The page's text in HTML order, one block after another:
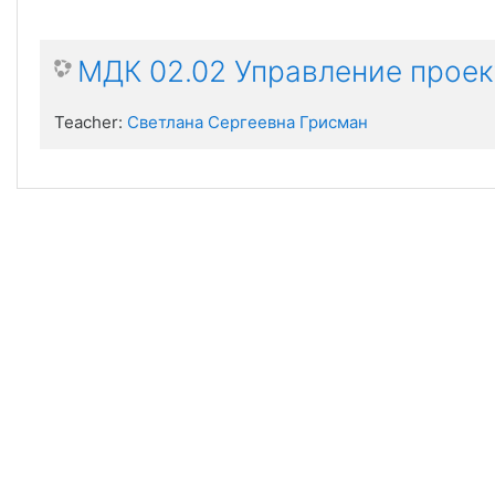
МДК 02.02 Управление
Teacher: Светлана Сергеевна Грисман